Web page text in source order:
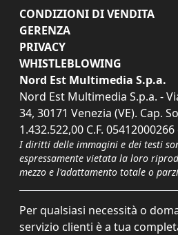
CONDIZIONI DI VENDITA
GERENZA
PRIVACY
WHISTLEBLOWING
Nord Est Multimedia S.p.a.
Nord Est Multimedia S.p.a. -
34, 30171 Venezia (VE). Cap.
1.432.522,00 C.F. 05412000266
I diritti delle immagini e dei testi
espressamente vietata la loro
mezzo e l'adattamento totale o
Per qualsiasi necessità o
servizio clienti è a tua